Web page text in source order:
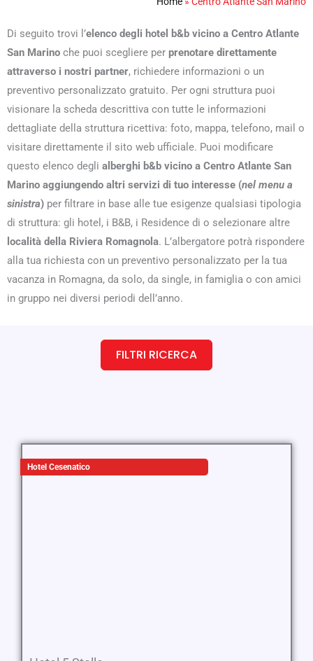
Di seguito trovi l’elenco degli hotel b&b vicino a Centro Atlante
San Marino che puoi scegliere per prenotare direttamente
attraverso i nostri partner, richiedere informazioni o un
preventivo personalizzato gratuito. Per ogni struttura puoi
visionare la scheda descrittiva con tutte le informazioni
dettagliate della struttura ricettiva: foto, mappa, telefono, mail o
visitare direttamente il sito web ufficiale. Puoi modificare
questo elenco degli alberghi b&b vicino a Centro Atlante San
Marino aggiungendo altri servizi di tuo interesse (nel menu a
sinistra) per filtrare in base alle tue esigenze qualsiasi tipologia
di struttura: gli hotel, i B&B, i Residence di o selezionare altre
località della Riviera Romagnola. L’albergatore potrà rispondere
alla tua richiesta con un preventivo personalizzato per la tua
vacanza in Romagna, da solo, da single, in famiglia o con amici
in gruppo nei diversi periodi dell’anno.
FILTRI RICERCA
Hotel Cesenatico